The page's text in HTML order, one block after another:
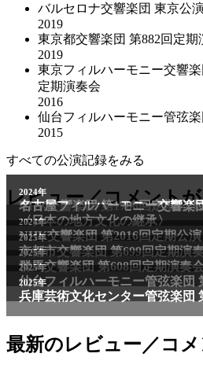
バルセロナ交響楽団 東京公
2019
東京都交響楽団 第882回定
2019
東京フィルハーモニー交響
定期演奏会
2016
仙台フィルハーモニー管弦
2015
すべての公演記録をみる
レビュー／コメント
2011年
NHK交響楽団 第1706回定期公
2024年
名古屋フィルハーモニー交響楽
〈日本の地方文化の継承〉
2024年
NHK交響楽団 第2016回定期公
2025年
京都市交響楽団 第699回定期演
2025年
群馬交響楽団 第608回定期演奏
2025年
仙台フィルハーモニー管弦楽団
2025年
兵庫芸術文化センター管弦楽団
最新のレビュー／コメ